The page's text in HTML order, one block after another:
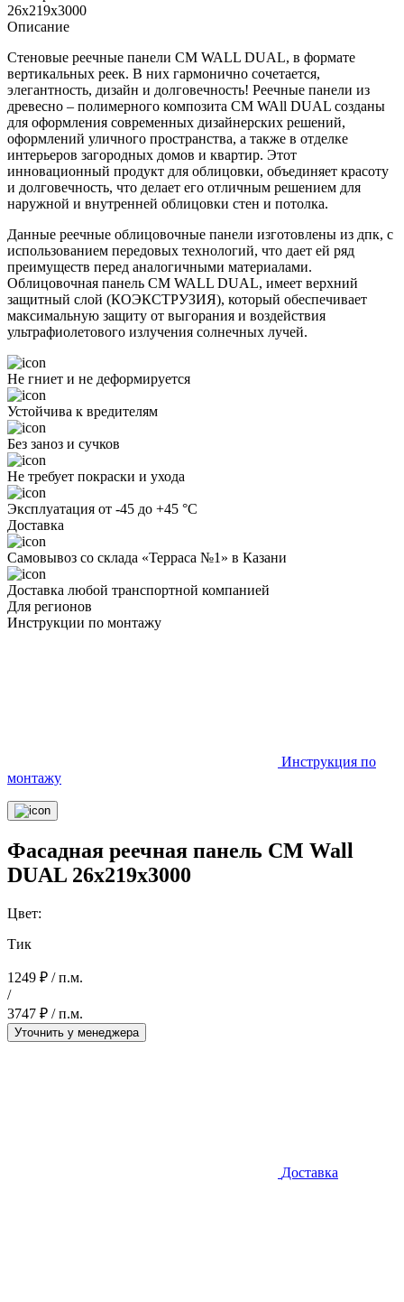
26х219х3000
Описание
Стеновые реечные панели CM WALL DUAL, в формате
вертикальных реек. В них гармонично сочетается,
элегантность, дизайн и долговечность! Реечные панели из
древесно – полимерного композита CM WAll DUAL созданы
для оформления современных дизайнерских решений,
оформлений уличного пространства, а также в отделке
интерьеров загородных домов и квартир. Этот
инновационный продукт для облицовки, объединяет красоту
и долговечность, что делает его отличным решением для
наружной и внутренней облицовки стен и потолка.
Данные реечные облицовочные панели изготовлены из дпк, с
использованием передовых технологий, что дает ей ряд
преимуществ перед аналогичными материалами.
Облицовочная панель CM WALL DUAL, имеет верхний
защитный слой (КОЭКСТРУЗИЯ), который обеспечивает
максимальную защиту от выгорания и воздействия
ультрафиолетового излучения солнечных лучей.
Не гниет и не деформируется
Устойчива к вредителям
Без заноз и сучков
Не требует покраски и ухода
Эксплуатация от -45 до +45 °С
Доставка
Самовывоз со склада «Терраса №1» в Казани
Доставка любой транспортной компанией
Для регионов
Инструкции по монтажу
Инструкция по
монтажу
Фасадная реечная панель CM Wall
DUAL 26х219х3000
Цвет:
Тик
1249 ₽ / п.м.
/
3747 ₽ / п.м.
Уточнить у менеджера
Доставка